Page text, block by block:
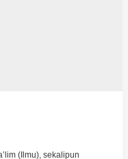
(Ilmu), sekalipun